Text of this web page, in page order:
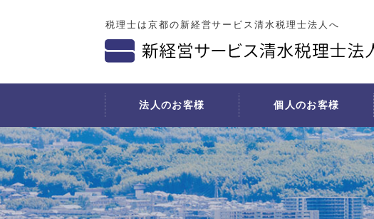
税理士は京都の新経営サービス清水税理士法人へ
法人のお客様
法人税の申告
決算対策
法人税の確定申告
書面添付
経理代行
導入事例
経理代行（記帳
経理代行お見積り
個人のお客様
個人の確定申告
事業をされている方
月次巡回監査
料金表
開業支援サービス
開業の事前相談
診療圏調査と開業地選定
医院建築に関する相談
医院
税務
節税
節税
社会福祉法人の会計と税務 社会福祉法
相続税の申告
所得税の準確定申告・相続税の申告
相続手続きの流れ
書面添付